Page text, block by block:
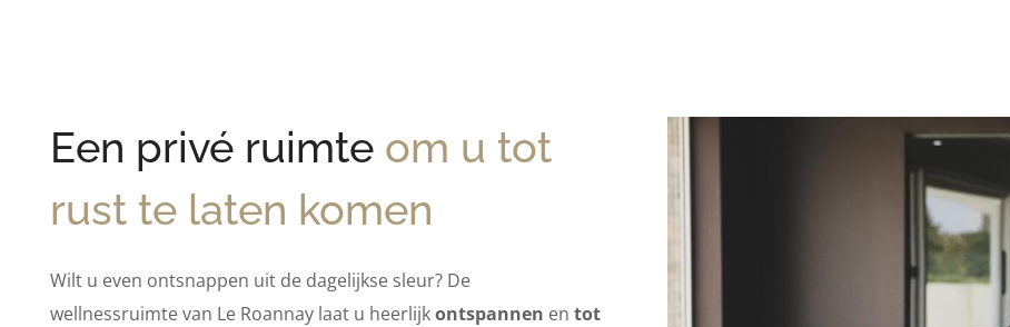
Een privé ruimte om u tot
rust te laten komen
Wilt u even ontsnappen uit de dagelijkse sleur? De
wellnessruimte van Le Roannay laat u heerlijkontspannen en tot